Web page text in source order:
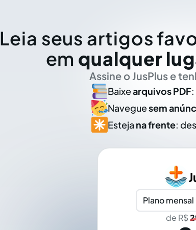
Leia seus artigos
em qualquer
Assine o JusPlus e
Baixearquivos PDF:
Naveguesem
Esteja na frente:
Plano mensal
de R$